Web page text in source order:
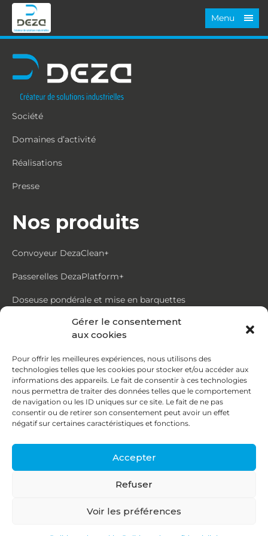
Gérer le consentement
aux cookies
Pour offrir les meilleures expériences, nous utilisons des
technologies telles que les cookies pour stocker et/ou accéder aux
informations des appareils. Le fait de consentir à ces technologies
nous permettra de traiter des données telles que le comportement
de navigation ou les ID uniques sur ce site. Le fait de ne pas
consentir ou de retirer son consentement peut avoir un effet
négatif sur certaines caractéristiques et fonctions.
Accepter
Refuser
Voir les préférences
Menu
Société
Domaines d’activité
Réalisations
Presse
Nos produits
Convoyeur DezaClean+
Passerelles DezaPlatform+
Doseuse pondérale et mise en barquettes
Trémie mouvante DezaMouv+
Contact
87, rue du Ruisseau
38070 St Quentin Fallavier
contact@deza.fr